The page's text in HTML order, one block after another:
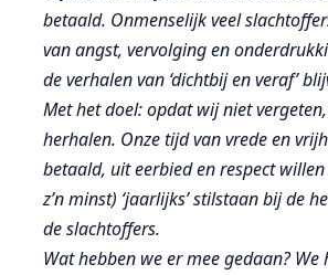
betaald. Onmenselijk veel
van angst, vervolging en
de verhalen van ‘dichtbij en veraf’
Met het doel: opdat wij niet
herhalen. Onze tijd van vrede en
betaald, uit eerbied en respect
z’n minst) ‘jaarlijks’ stilstaan bij de
de slachtoffers.
Wat hebben we er mee gedaan? We